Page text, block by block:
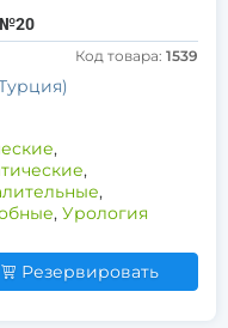
№20
Код товара: 1539
,
,
,
, Урология
Резервировать